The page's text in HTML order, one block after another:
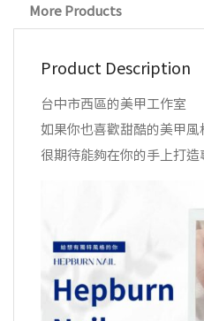
More Products
Product Description
台中市西區的美甲工作室
如果你也喜歡甜酷的美甲風
很期待能夠在你的手上打造